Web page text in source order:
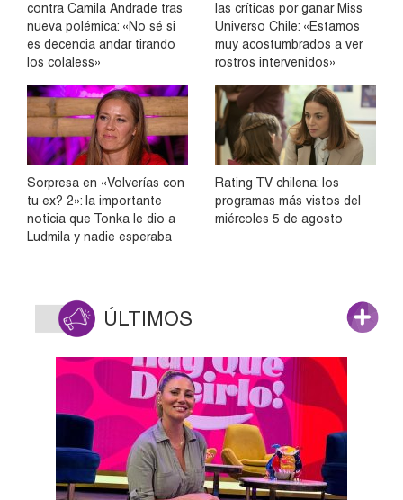
contra Camila Andrade tras
nueva polémica: «No sé si
es decencia andar tirando
los colaless»
las críticas por ganar Miss
Universo Chile: «Estamos
muy acostumbrados a ver
rostros intervenidos»
Sorpresa en «Volverías con
tu ex? 2»: la importante
noticia que Tonka le dio a
Ludmila y nadie esperaba
Rating TV chilena: los
programas más vistos del
miércoles 5 de agosto
ÚLTIMOS